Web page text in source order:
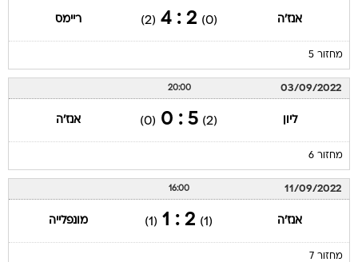
אנז'ה (0)
2 : 4
(2) ריימס
מחזור 5
03/09/2022
20:00
ליון (2)
5 : 0
(0) אנז'ה
מחזור 6
11/09/2022
16:00
אנז'ה (1)
2 : 1
(1) מונפלייה
מחזור 7